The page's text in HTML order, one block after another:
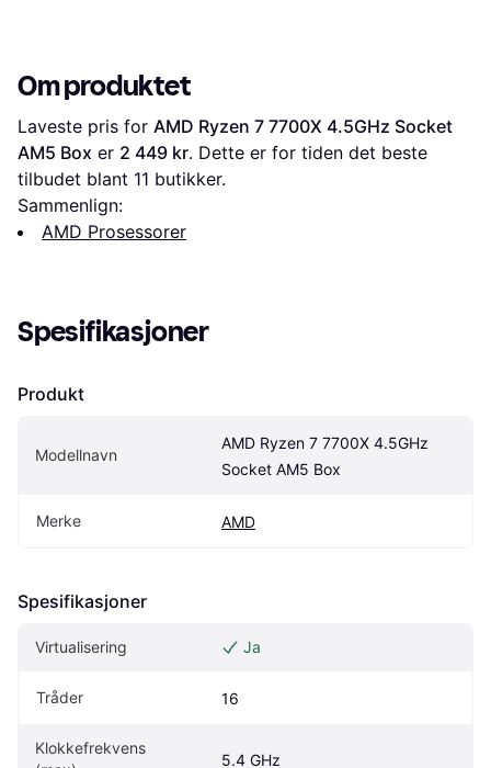
Om produktet
Laveste pris for AMD Ryzen 7 7700X 4.5GHz Socket
AM5 Box er 2 449 kr. Dette er for tiden det beste
tilbudet blant 11 butikker.
Sammenlign:
AMD Prosessorer
Spesifikasjoner
Produkt
Modellnavn
AMD Ryzen 7 7700X 4.5GHz
Socket AM5 Box
Merke AMD
Spesifikasjoner
Virtualisering Ja
Tråder 16
Klokkefrekvens
5.4 GHz